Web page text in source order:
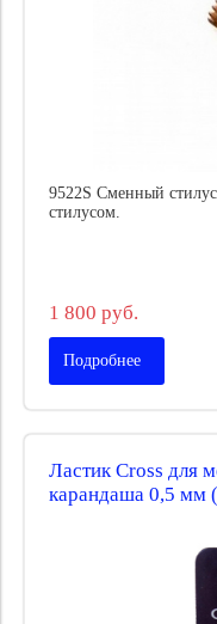
9522S Сменный
стилусом.
1 800 руб.
Подробнее
Ластик Cross для
карандаша 0,5 мм